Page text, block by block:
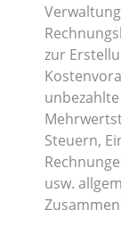
zur
Steuern,
usw.